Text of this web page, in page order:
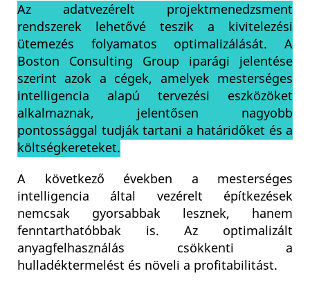
Az adatvezérelt projektmenedzsment
rendszerek lehetővé teszik a kivitelezési
ütemezés folyamatos optimalizálását. A
Boston Consulting Group iparági jelentése
szerint azok a cégek, amelyek mesterséges
intelligencia alapú tervezési eszközöket
alkalmaznak, jelentősen nagyobb
pontossággal tudják tartani a határidőket és a
költségkereteket.
A következő években a mesterséges
intelligencia által vezérelt építkezések
nemcsak gyorsabbak lesznek, hanem
fenntarthatóbbak is. Az optimalizált
anyagfelhasználás csökkenti a
hulladéktermelést és növeli a profitabilitást.